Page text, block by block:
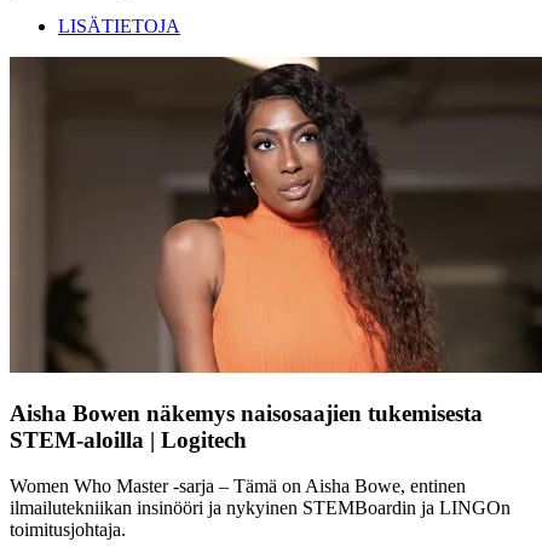
LISÄTIETOJA
Aisha Bowen näkemys naisosaajien tukemisesta
STEM-aloilla | Logitech
Women Who Master -sarja – Tämä on Aisha Bowe, entinen
ilmailutekniikan insinööri ja nykyinen STEMBoardin ja LINGOn
toimitusjohtaja.